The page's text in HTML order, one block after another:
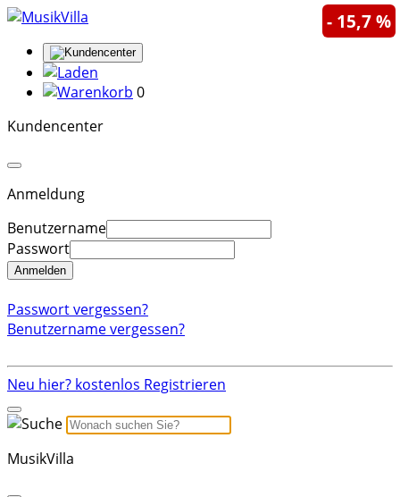
0
Kundencenter
Anmeldung
Benutzername
Passwort
Anmelden
Passwort vergessen?
Benutzername vergessen?
Neu hier? kostenlos Registrieren
MusikVilla
- 15,7 %